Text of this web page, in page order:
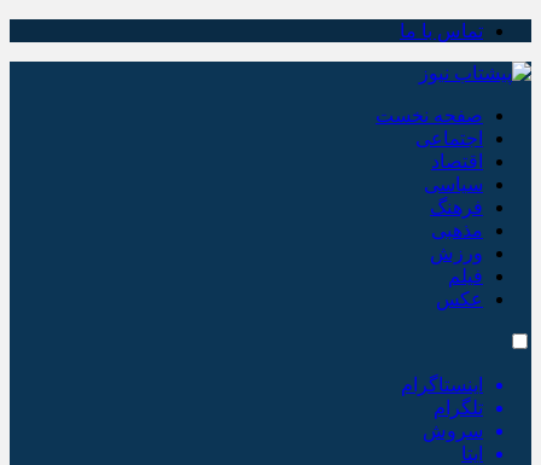
تماس با ما
صفحه نخست
اجتماعی
اقتصاد
سیاسی
فرهنگ
مذهبی
ورزش
فیلم
عکس
اینستاگرام
تلگرام
سروش
ایتا